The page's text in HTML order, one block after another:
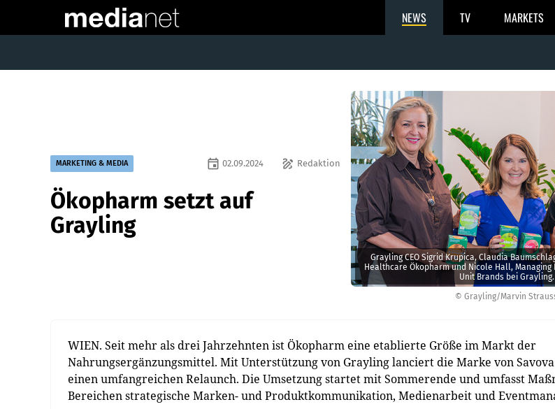
NEWS TV MARKETS
© Grayling/Marvin
Grayling CEO Sigrid Krupica, Claudia
Healthcare Ökopharm und Nicole Hall,
Unit Brands bei Grayling.
MARKETING & MEDIA draw Redaktion
event 02.09.2024
Ökopharm setzt auf
Grayling
WIEN. Seit mehr als drei Jahrzehnten ist Ökopharm eine etablierte Größe im Markt der
Nahrungsergänzungsmittel. Mit Unterstützung von Grayling lanciert die Marke von
einen umfangreichen Relaunch. Die Umsetzung startet mit Sommerende und umfasst
Bereichen strategische Marken- und Produktkommunikation, Medienarbeit und